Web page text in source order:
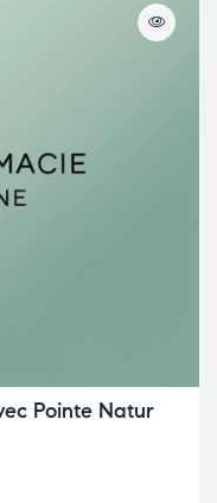
Pointe Natur